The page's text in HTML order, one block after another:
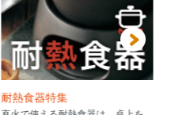
耐熱食器特集